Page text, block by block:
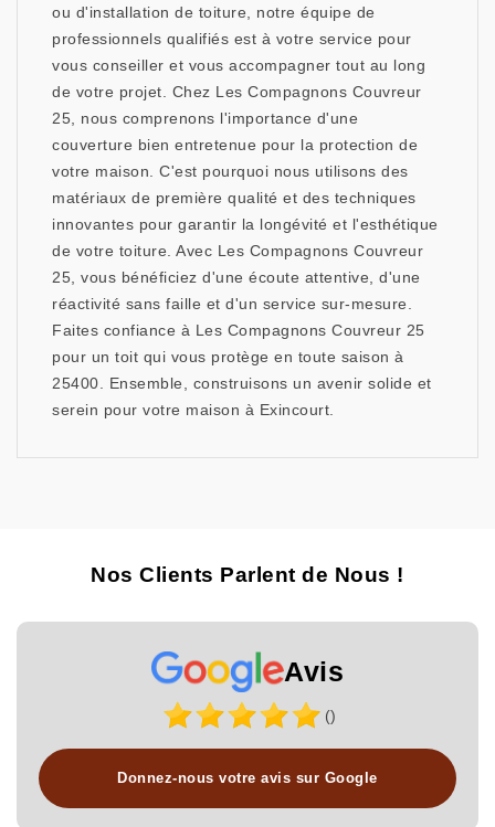
ou d'installation de toiture, notre équipe de
professionnels qualifiés est à votre service pour
vous conseiller et vous accompagner tout au long
de votre projet. Chez Les Compagnons Couvreur
25, nous comprenons l'importance d'une
couverture bien entretenue pour la protection de
votre maison. C'est pourquoi nous utilisons des
matériaux de première qualité et des techniques
innovantes pour garantir la longévité et l'esthétique
de votre toiture. Avec Les Compagnons Couvreur
25, vous bénéficiez d'une écoute attentive, d'une
réactivité sans faille et d'un service sur-mesure.
Faites confiance à Les Compagnons Couvreur 25
pour un toit qui vous protège en toute saison à
25400. Ensemble, construisons un avenir solide et
serein pour votre maison à Exincourt.
Nos Clients Parlent de Nous !
Avis
()
Donnez-nous votre avis sur Google